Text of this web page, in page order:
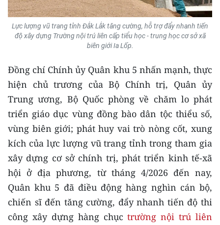
Trung du và miền núi phía Bắc
Đồng bằng sông Hồng
Duyên hải Nam Trung Bộ và Tây
Nguyên
Đông Nam Bộ
Đồng bằng sông Cửu Long
Chuyên trang Hà Nội
Chuyên trang TP. Hồ Chí Minh
CHUYÊN ĐỀ
CÁC CHUYÊN TRANG
Lực lượng vũ trang tỉnh Đắk Lắk tăng cường, hỗ trợ đẩy nhanh tiến
độ xây dựng Trường nội trú liên cấp tiểu học - trung học cơ sở xã
biên giới Ia Lốp.
Đồng chí Chính ủy Quân khu 5 nhấn mạnh, thực
hiện chủ trương của Bộ Chính trị, Quân ủy
Trung ương, Bộ Quốc phòng về chăm lo phát
triển giáo dục vùng đồng bào dân tộc thiểu số,
vùng biên giới; phát huy vai trò nòng cốt, xung
kích của lực lượng vũ trang tỉnh trong tham gia
xây dựng cơ sở chính trị, phát triển kinh tế-xã
hội ở địa phương, từ tháng 4/2026 đến nay,
Quân khu 5 đã điều động hàng nghìn cán bộ,
chiến sĩ đến tăng cường, đẩy nhanh tiến độ thi
công xây dựng hàng chụctrường nội trú liên